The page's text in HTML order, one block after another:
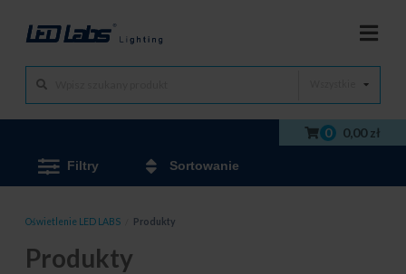
0 0,00 zł
Filtry Sortowanie
Oświetlenie LED LABS Produkty
Produkty